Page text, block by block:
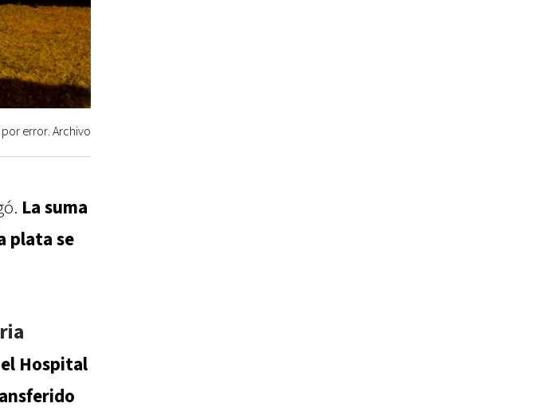
error. Archivo
La suma
plata se
el Hospital